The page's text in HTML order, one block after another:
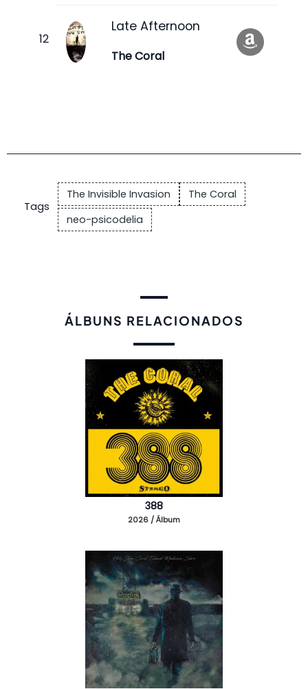
Late Afternoon
The Coral
Tags
The Invisible Invasion
The Coral
neo-psicodelia
ÁLBUNS RELACIONADOS
388
2026 / Álbum